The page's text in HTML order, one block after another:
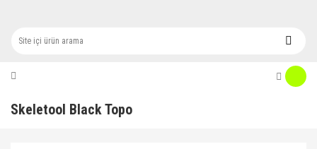
Skeletool Black Topo